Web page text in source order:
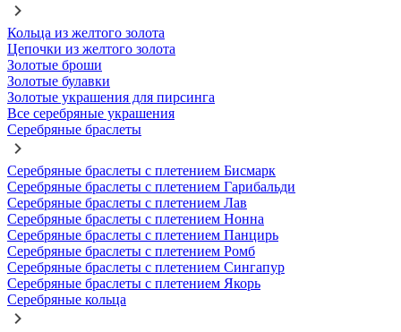
Кольца из желтого золота
Цепочки из желтого золота
Золотые броши
Золотые булавки
Золотые украшения для пирсинга
Все серебряные украшения
Серебряные браслеты
Серебряные браслеты с плетением Бисмарк
Серебряные браслеты с плетением Гарибальди
Серебряные браслеты с плетением Лав
Серебряные браслеты с плетением Нонна
Серебряные браслеты с плетением Панцирь
Серебряные браслеты с плетением Ромб
Серебряные браслеты с плетением Сингапур
Серебряные браслеты с плетением Якорь
Серебряные кольца